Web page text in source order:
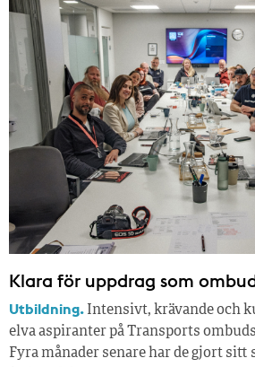
Klara för uppdrag som
Utbildning. Intensivt, krävande och
elva aspiranter på Transports
Fyra månader senare har de gjort sitt